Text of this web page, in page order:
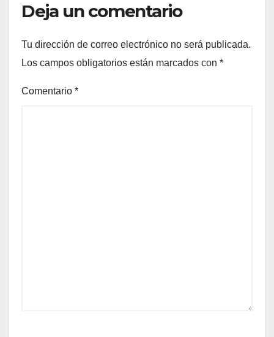
Deja un comentario
Tu dirección de correo electrónico no será publicada.
Los campos obligatorios están marcados con *
Comentario *